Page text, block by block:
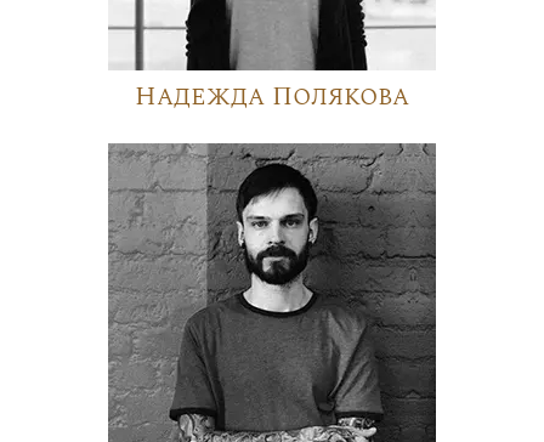
Надежда Полякова